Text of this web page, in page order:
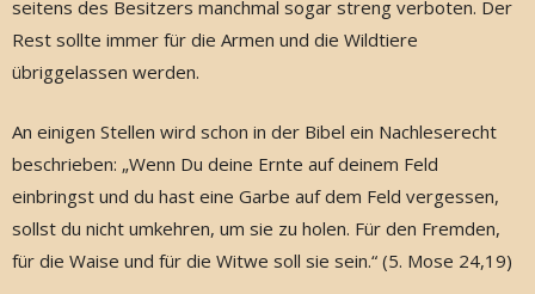
seitens des Besitzers manchmal sogar streng verboten. Der
Rest sollte immer für die Armen und die Wildtiere
übriggelassen werden.
An einigen Stellen wird schon in der Bibel ein Nachleserecht
beschrieben: „Wenn Du deine Ernte auf deinem Feld
einbringst und du hast eine Garbe auf dem Feld vergessen,
sollst du nicht umkehren, um sie zu holen. Für den Fremden,
für die Waise und für die Witwe soll sie sein.“ (5. Mose 24,19)